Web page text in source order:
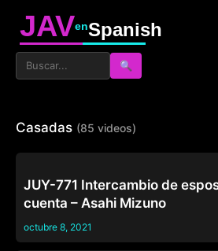
JAVenSpanish
🔍
Casadas (85 videos)
JUY-771 Intercambio de
cuenta – Asahi Mizuno
octubre 8, 2021